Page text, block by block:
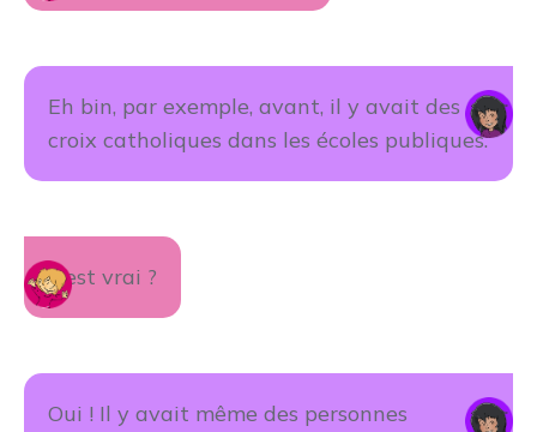
Eh bin, par exemple, avant, il y avait des
croix catholiques dans les écoles publiques.
C’est vrai ?
Oui ! Il y avait même des personnes